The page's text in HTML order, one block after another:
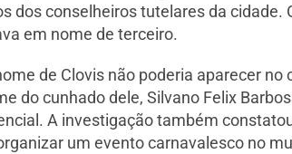
dos conselheiros tutelares da cidade.
em nome de terceiro.
de Clovis não poderia aparecer
do cunhado dele, Silvano Felix
A investigação também
um evento carnavalesco no